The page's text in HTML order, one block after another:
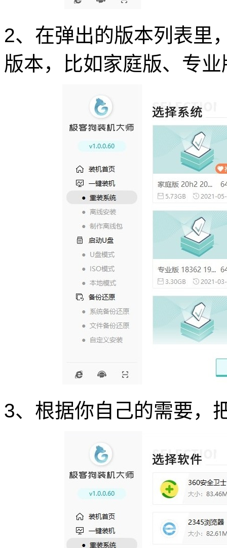
2、在弹出的版本列表里
版本，比如家庭版、专
3、根据你自己的需要，